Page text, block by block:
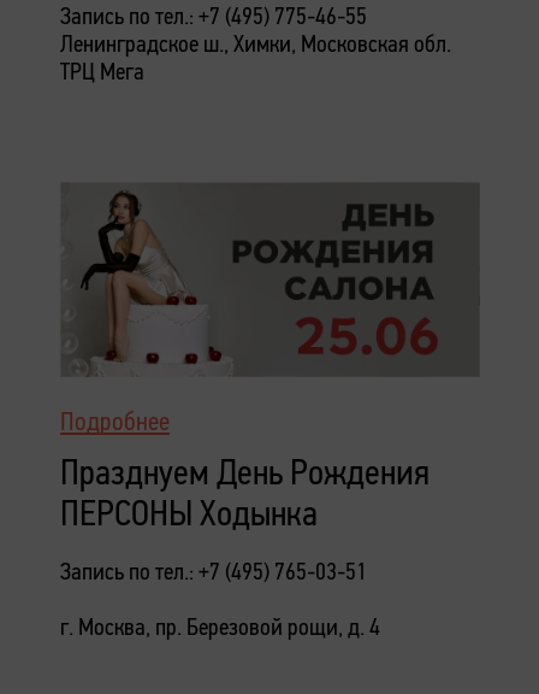
Запись по тел.: +7 (495) 775-46-55
Ленинградское ш., Химки, Московская обл.
ТРЦ Мега
Подробнее
Празднуем День Рождения
ПЕРСОНЫ Ходынка
Запись по тел.: +7 (495) 765-03-51
г. Москва, пр. Березовой рощи, д. 4